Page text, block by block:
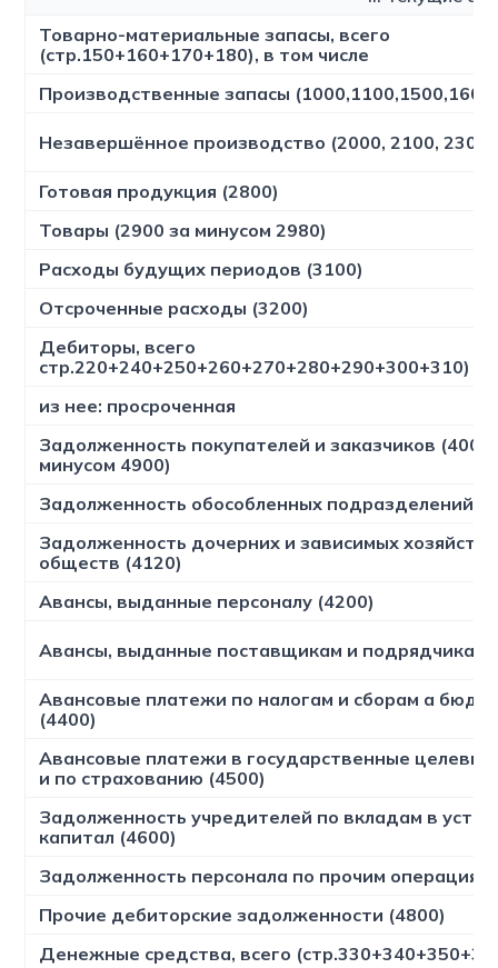
Товарно-материальные запасы, всего
(стр.150+160+170+180), в том числе
Производственные запасы
Незавершённое производство (2000, 2100, 2300,
Готовая продукция (2800)
Товары (2900 за минусом 2980)
Расходы будущих периодов (3100)
Отсроченные расходы (3200)
Дебиторы, всего
стр.220+240+250+260+270+280+290+300+310)
из нее: просроченная
Задолженность покупателей и заказчиков (4000
минусом 4900)
Задолженность обособленных подразделений
Задолженность дочерних и зависимых
обществ (4120)
Авансы, выданные персоналу (4200)
Авансы, выданные поставщикам и подрядчикам
Авансовые платежи по налогам и сборам а
(4400)
Авансовые платежи в государственные
и по страхованию (4500)
Задолженность учредителей по вкладам в
капитал (4600)
Задолженность персонала по прочим операциям
Прочие дебиторские задолженности (4800)
Денежные средства, всего